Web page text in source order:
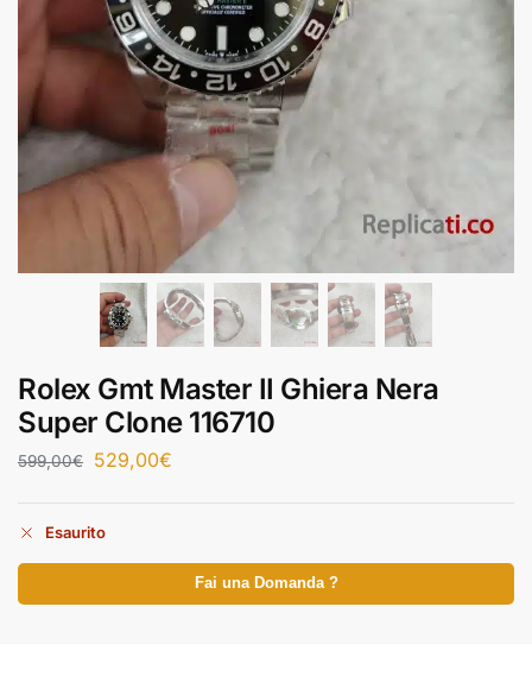
Rolex Gmt Master II Ghiera Nera
Super Clone 116710
599,00€ 529,00€
Esaurito
Fai una Domanda ?